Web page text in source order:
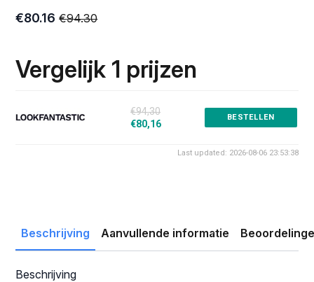
€94.30
Oorspronkelijke
€94.30.
€80.16
Huidige
€80.16.
Vergelijk 1 prijzen
€94,30
€80,16
BESTELLEN
Last updated: 2026-08-06 23:53:38
Beschrijving Aanvullende informatie
Beschrijving